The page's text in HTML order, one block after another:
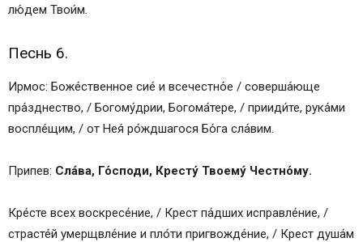
лю́дем Твои́м.
Песнь 6.
Ирмос: Боже́ственное сие́ и всечестно́е / соверша́юще
пра́зднество, / Богому́дрии, Богома́тере, / прииди́те, рука́ми
воспле́щим, / от Нея́ ро́ждшагося Бо́га сла́вим.
Припев: Сла́ва, Го́споди, Кресту́ Твоему́ Честно́му.
Кре́сте всех воскресе́ние, / Крест па́дших исправле́ние, /
страсте́й умерщвле́ние и пло́ти пригвожде́ние, / Крест душа́м